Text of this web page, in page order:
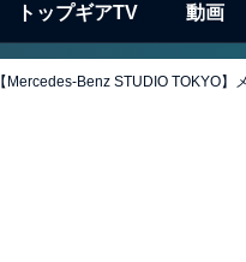
トップギアTV 動画
【Mercedes-Benz STUDIO TOKYO